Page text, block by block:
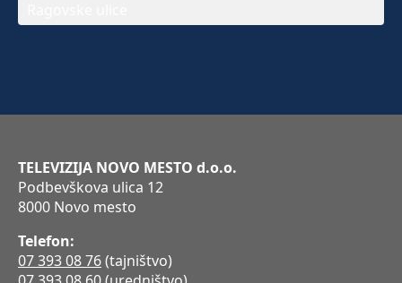
TELEVIZIJA NOVO MESTO d.o.o.
Podbevškova ulica 12
8000 Novo mesto
Telefon:
07 393 08 76(tajništvo)